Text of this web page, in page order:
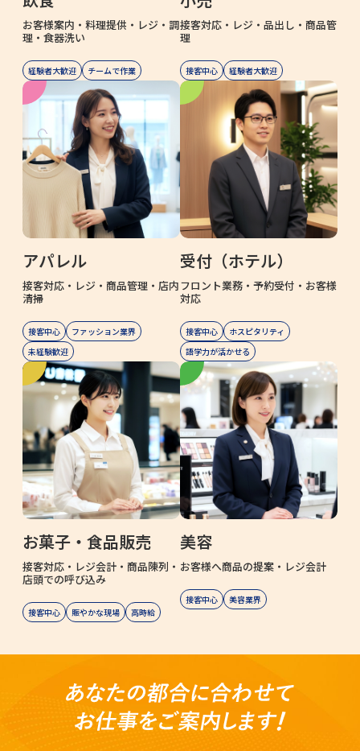
お客様案内・料理提供・レジ・調
理・食器洗い
経験者大歓迎 チームで作業
接客対応・レジ・品出し・商品管
理
接客中心 経験者大歓迎
アパレル
接客対応・レジ・商品管理・店内
清掃
接客中心
ファッション業界
未経験歓迎
受付（ホテル）
フロント業務・予約受付・お客様
対応
接客中心
ホスピタリティ
語学力が活かせる
お菓子・食品販売
接客対応・レジ会計・商品陳列・
店頭での呼び込み
接客中心 賑やかな現場 高時給
美容
お客様へ商品の提案・レジ会計
接客中心 美容業界